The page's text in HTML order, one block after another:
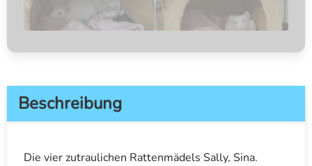
Beschreibung
Die vier zutraulichen Rattenmädels Sally, Sina.